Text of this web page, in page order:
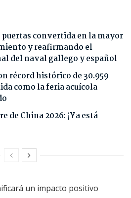
puertas convertida en la mayor
y reafirmando el
del naval gallego y español
récord histórico de 30.959
como la feria acuícola
de China 2026: ¡Ya está
un impacto positivo